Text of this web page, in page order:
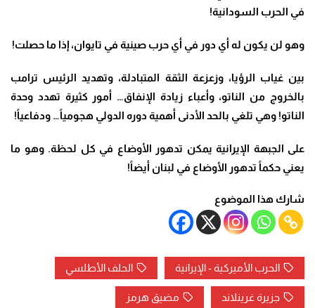
في الحرب السودانية!
وهو لن يكون له أي دور في أي حرب صينية في تايوان، إذا ما حصلت!
بين غياب الرؤيا، وزعزعة الثقة المتبادلة، وتهديد الرئيس ترامب
بالخروج من الناتو، وأعباء زيادة الإنفاق… أمور كثيرة تهدد وحدة
الناتو! وهي تلغي بالحد الأدنى أهمية دوره الدولي هجومياً… ودفاعياً!
على الجبهة الإيرانية يمكن تدهور الأوضاع في كل لحظة. وهو ما
يعني حكماً تدهور الأوضاع في لبنان أيضاً!
شارك هذا الموضوع
الحرب الأميركية - الإيرانية الحلف الأطلسي
جزيرة غرينلاند مضيق هرمز